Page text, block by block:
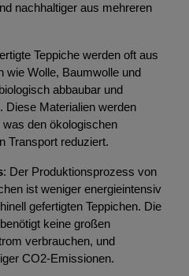
nachhaltiger aus mehreren
Teppiche werden oft aus
wie Wolle, Baumwolle und
abbaubar und
Diese Materialien werden
den ökologischen
Transport reduziert.
: Der Produktionsprozess von
ist weniger energieintensiv
gefertigten Teppichen. Die
keine großen
verbrauchen, und
CO2-Emissionen.